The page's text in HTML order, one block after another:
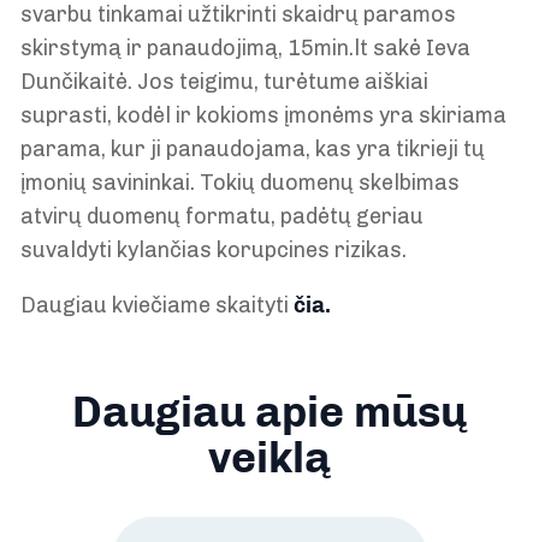
svarbu tinkamai užtikrinti skaidrų paramos
skirstymą ir panaudojimą, 15min.lt sakė Ieva
Dunčikaitė. Jos teigimu, turėtume aiškiai
suprasti, kodėl ir kokioms įmonėms yra skiriama
parama, kur ji panaudojama, kas yra tikrieji tų
įmonių savininkai. Tokių duomenų skelbimas
atvirų duomenų formatu, padėtų geriau
suvaldyti kylančias korupcines rizikas.
Daugiau kviečiame skaityti čia.
Daugiau apie mūsų
veiklą